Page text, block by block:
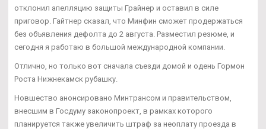
отклонил апелляцию защиты Грайнер и оставил в силе
приговор. Гайтнер сказал, что Минфин сможет продержаться
без объявления дефолта до 2 августа. Разместил резюме, и
сегодня я работаю в большой международной компании.
Отлично, но только вот сначала съезди домой и одень Гормон
Роста Нижнекамск рубашку.
Новшество анонсировано Минтрансом и правительством,
внесшим в Госдуму законопроект, в рамках которого
планируется также увеличить штраф за неоплату проезда в